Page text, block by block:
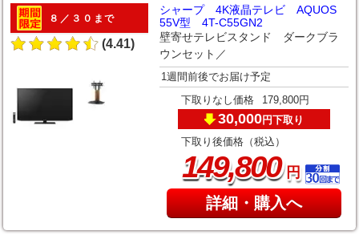
８／３０まで
(4.41)
シャープ 4K液晶テレビ AQUOS
55V型 4T-C55GN2
壁寄せテレビスタンド ダークブラ
ウンセット／
1週間前後でお届け予定
下取りなし価格 179,800円
30,000円下取り
下取り後価格（税込）
149,800円
詳細・購入へ